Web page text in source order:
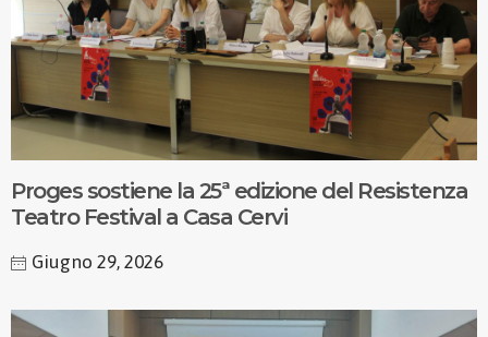
Proges sostiene la 25ª edizione del Resistenza
Teatro Festival a Casa Cervi
Giugno 29, 2026